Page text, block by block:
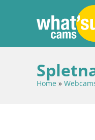
Home »